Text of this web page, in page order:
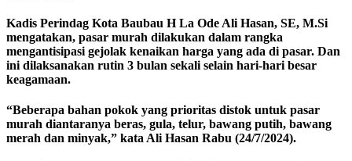
Kadis Perindag Kota Baubau H La Ode Ali Hasan, SE, M.Si
mengatakan, pasar murah dilakukan dalam rangka
mengantisipasi gejolak kenaikan harga yang ada di pasar. Dan
ini dilaksanakan rutin 3 bulan sekali selain hari-hari besar
keagamaan.
“Beberapa bahan pokok yang prioritas distok untuk pasar
murah diantaranya beras, gula, telur, bawang putih, bawang
merah dan minyak,” kata Ali Hasan Rabu (24/7/2024).